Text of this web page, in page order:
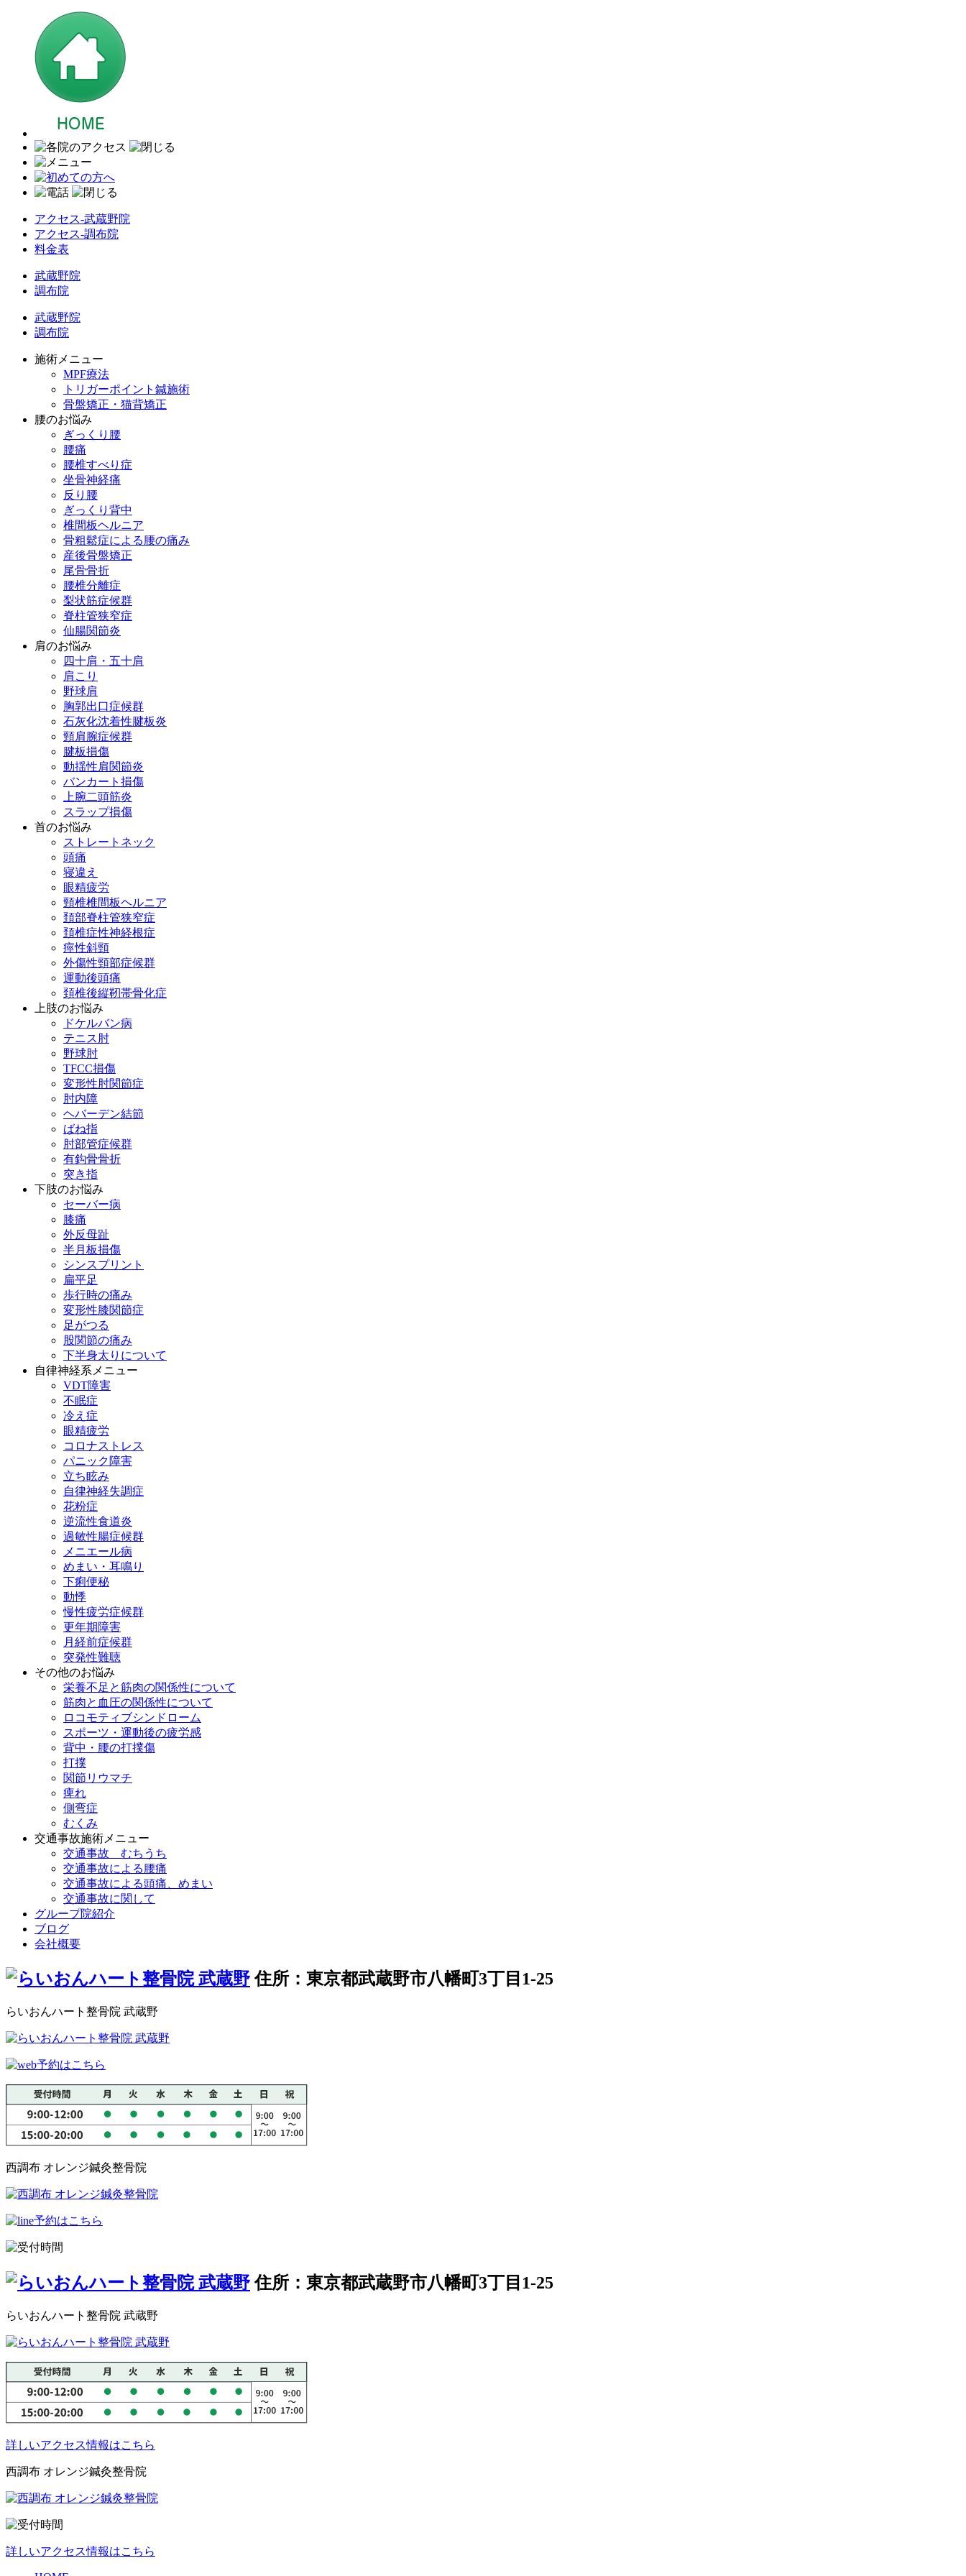
アクセス-武蔵野院
アクセス-調布院
料金表
武蔵野院
調布院
武蔵野院
調布院
施術メニュー
MPF療法
トリガーポイント鍼施術
骨盤矯正・猫背矯正
腰のお悩み
ぎっくり腰
腰痛
腰椎すべり症
坐骨神経痛
反り腰
ぎっくり背中
椎間板ヘルニア
骨粗鬆症による腰の痛み
産後骨盤矯正
尾骨骨折
腰椎分離症
梨状筋症候群
脊柱管狭窄症
仙腸関節炎
肩のお悩み
四十肩・五十肩
肩こり
野球肩
胸郭出口症候群
石灰化沈着性腱板炎
頸肩腕症候群
腱板損傷
動揺性肩関節炎
バンカート損傷
上腕二頭筋炎
スラップ損傷
首のお悩み
ストレートネック
頭痛
寝違え
眼精疲労
頸椎椎間板ヘルニア
頚部脊柱管狭窄症
頚椎症性神経根症
痙性斜頸
外傷性頸部症候群
運動後頭痛
頚椎後縦靭帯骨化症
上肢のお悩み
ドケルバン病
テニス肘
野球肘
TFCC損傷
変形性肘関節症
肘内障
ヘバーデン結節
ばね指
肘部管症候群
有鈎骨骨折
突き指
下肢のお悩み
セーバー病
膝痛
外反母趾
半月板損傷
シンスプリント
扁平足
歩行時の痛み
変形性膝関節症
足がつる
股関節の痛み
下半身太りについて
自律神経系メニュー
VDT障害
不眠症
冷え症
眼精疲労
コロナストレス
パニック障害
立ち眩み
自律神経失調症
花粉症
逆流性食道炎
過敏性腸症候群
メニエール病
めまい・耳鳴り
下痢便秘
動悸
慢性疲労症候群
更年期障害
月経前症候群
突発性難聴
その他のお悩み
栄養不足と筋肉の関係性について
筋肉と血圧の関係性について
ロコモティブシンドローム
スポーツ・運動後の疲労感
背中・腰の打撲傷
打撲
関節リウマチ
痺れ
側弯症
むくみ
交通事故施術メニュー
交通事故 むちうち
交通事故による腰痛
交通事故による頭痛、めまい
交通事故に関して
グループ院紹介
ブログ
会社概要
住所：東京都武蔵野市八幡町3丁目1-25
らいおんハート整骨院 武蔵野
西調布 オレンジ鍼灸整骨院
住所：東京都武蔵野市八幡町3丁目1-25
らいおんハート整骨院 武蔵野
詳しいアクセス情報はこちら
西調布 オレンジ鍼灸整骨院
詳しいアクセス情報はこちら